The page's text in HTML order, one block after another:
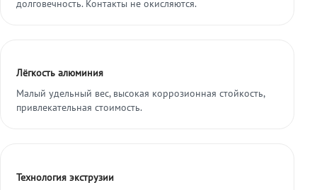
долговечность. Контакты не окисляются.
Лёгкость алюминия
Малый удельный вес, высокая коррозионная стойкость,
привлекательная стоимость.
Технология экструзии